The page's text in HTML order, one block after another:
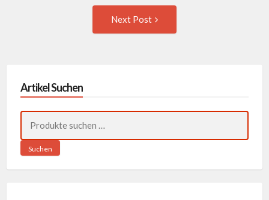
navigation
Next Post
Artikel Suchen
Suchen